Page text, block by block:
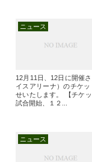
ニュース
12月11日、12日に開催
イスアリーナ）のチケ
せいたします。 【チケ
試合開始、１２...
ニュース